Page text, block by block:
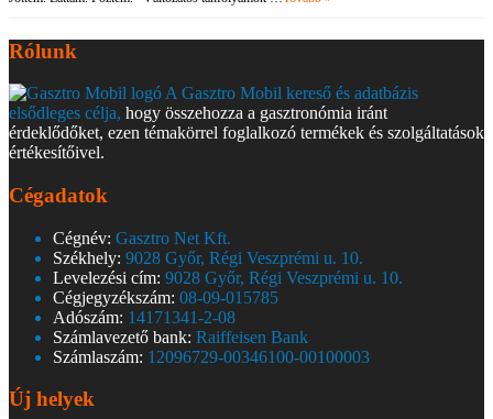
Rólunk
A Gasztro Mobil kereső és adatbázis
elsődleges célja, hogy összehozza a gasztronómia iránt
érdeklődőket, ezen témakörrel foglalkozó termékek és szolgáltatások
értékesítőivel.
Cégadatok
Cégnév: Gasztro Net Kft.
Székhely: 9028 Győr, Régi Veszprémi u. 10.
Levelezési cím: 9028 Győr, Régi Veszprémi u. 10.
Cégjegyzékszám: 08-09-015785
Adószám: 14171341-2-08
Számlavezető bank: Raiffeisen Bank
Számlaszám: 12096729-00346100-00100003
Új helyek